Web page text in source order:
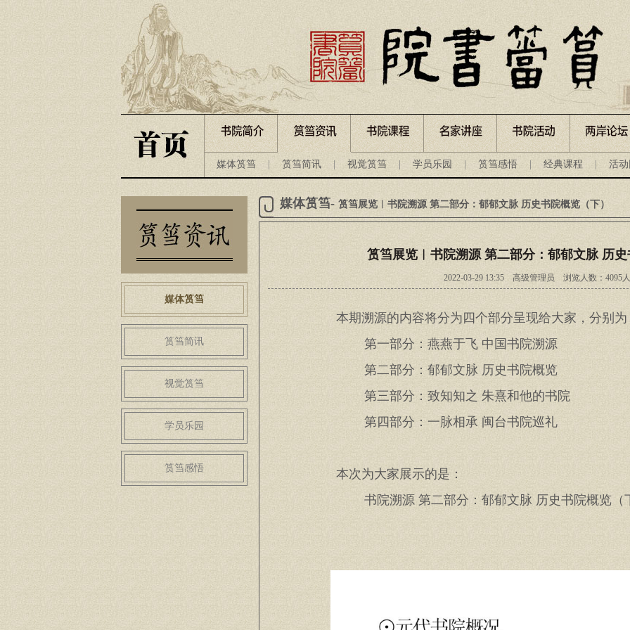
媒体筼筜 筼筜简讯 视觉筼筜 学员乐园 筼筜感悟 经典课程 活
媒体筼筜
筼筜简讯
视觉筼筜
学员乐园
筼筜感悟
媒体筼筜- 筼筜展览︱书院溯源 第二部分：郁郁文脉 历史书院概览（下）
筼筜展览︱书院溯源 第二部分：郁郁文脉 历
2022-03-29 13:35 高级管理员 浏览人数： 4095
本期溯源的内容将分为四个部分呈现给大家，分别为
第一部分：燕燕于飞 中国书院溯源
第二部分：郁郁文脉 历史书院概览
第三部分：致知知之 朱熹和他的书院
第四部分：一脉相承 闽台书院巡礼
本次为大家展示的是：
书院溯源 第二部分：郁郁文脉 历史书院概览（